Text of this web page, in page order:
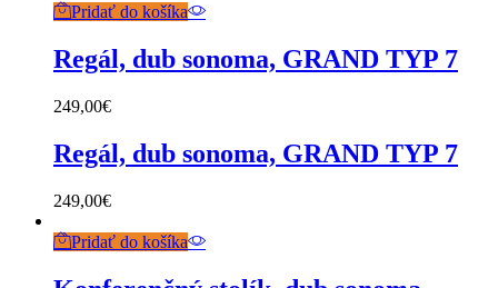
Pridať do košíka
Regál, dub sonoma, GRAND TYP 7
249,00€
Regál, dub sonoma, GRAND TYP 7
249,00€
Pridať do košíka